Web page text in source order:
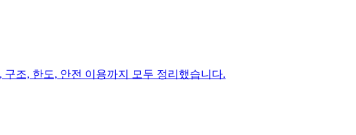
조, 한도, 안전 이용까지 모두 정리했습니다.